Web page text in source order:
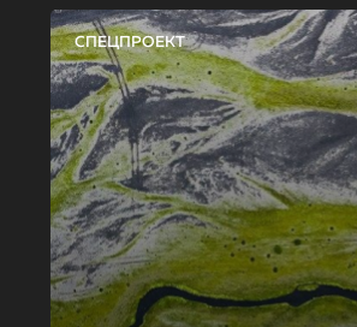
СПЕЦПРОЕКТ